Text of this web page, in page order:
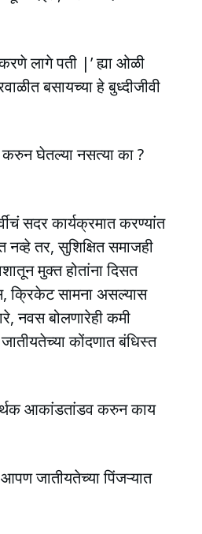
लागे पती |’ ह्या ओळी
बसायच्या हे बुध्दीजीवी
करुन घेतल्या नसत्या का ?
सदर कार्यक्रमात करण्यांत
तर, सुशिक्षित समाजही
मुक्त होतांना दिसत
क्रिकेट सामना असल्यास
नवस बोलणारेही कमी
कोंदणात बंधिस्त
आकांडतांडव करुन काय
जातीयतेच्या पिंजऱ्यात